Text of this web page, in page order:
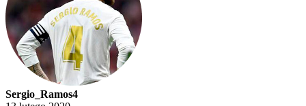
Sergio_Ramos4